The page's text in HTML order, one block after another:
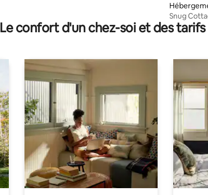
Snug
Le confort d'un chez-soi et des